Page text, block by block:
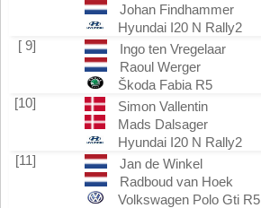
Johan Findhammer
Hyundai I20 N Rally2
[ 9]
Ingo ten Vregelaar
Raoul Werger
Škoda Fabia R5
[10]
Simon Vallentin
Mads Dalsager
Hyundai I20 N Rally2
[11]
Jan de Winkel
Radboud van Hoek
Volkswagen Polo Gti R5